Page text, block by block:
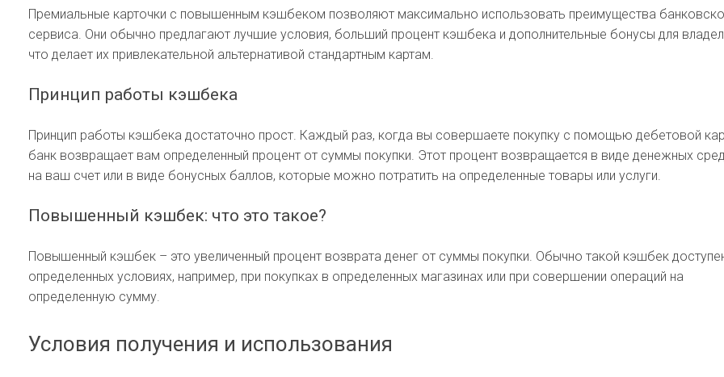
Премиальные карточки с повышенным кэшбеком позволяют максимально использовать преимущества
сервиса. Они обычно предлагают лучшие условия, больший процент кэшбека и дополнительные бонусы для
что делает их привлекательной альтернативой стандартным картам.
Принцип работы кэшбека
Принцип работы кэшбека достаточно прост. Каждый раз, когда вы совершаете покупку с помощью дебетовой
банк возвращает вам определенный процент от суммы покупки. Этот процент возвращается в виде денежных
на ваш счет или в виде бонусных баллов, которые можно потратить на определенные товары или услуги.
Повышенный кэшбек: что это такое?
Повышенный кэшбек – это увеличенный процент возврата денег от суммы покупки. Обычно такой кэшбек
определенных условиях, например, при покупках в определенных магазинах или при совершении операций на
определенную сумму.
Условия получения и использования